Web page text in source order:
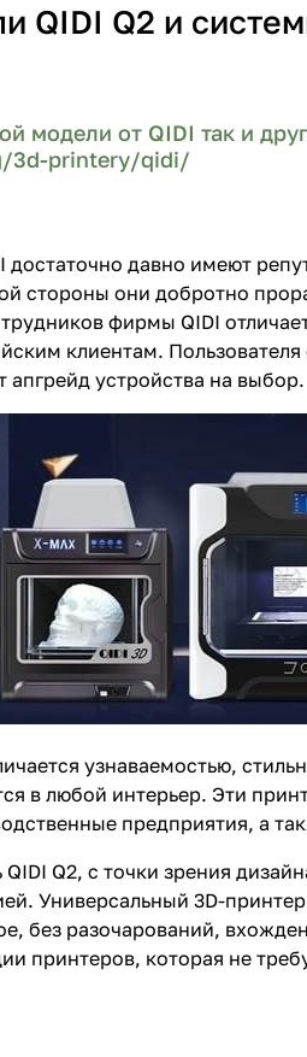
QIDI Q2 и
модели от QIDI так и
3d-printery/qidi/
давно имеют
стороны они добротно
фирмы QIDI
клиентам.
устройства на выбор.
узнаваемостью,
в любой интерьер. Эти
предприятия, а
Q2, с точки зрения
Универсальный 3D-
без разочарований,
принтеров, которая не